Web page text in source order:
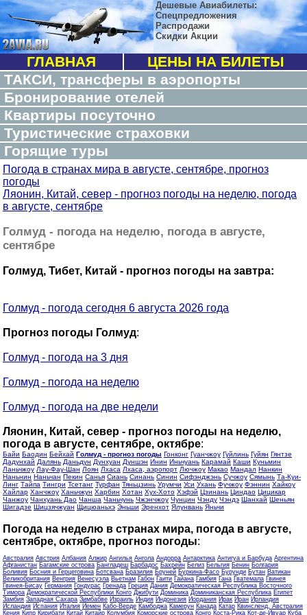
Дешевые Авиабилеты:
Спецпредложения
Распродажи
Скидки Акции
ГЛАВНАЯ
ЦЕНЫ НА БИЛЕТЫ
ТАКСИ, трансферы в аэропорты
Бронирование отелей
Квартиры посуточно
Туристические страховки
Горящие туры
Погода в странах мира в августе, сентябре, прогноз
погоды
Ляонин, Китай, север - прогноз погоды на неделю, погода
в августе, сентябре
Голмуд - погода на неделю, погода в августе,
сентябре
Голмуд, Тибет, Китай - прогноз погоды на завтра:
Голмуд - погода сегодня 6 августа 2026 года
Прогноз погоды Голмуд:
Голмуд - погода на 3 дня
Голмуд - погода на неделю
Голмуд - погода на две недели
Ляонин, Китай, север - прогноз погоды на неделю,
погода в августе, сентябре, октябре:
Байи Баодин Бейхай Голмуд - прогноз погоды Гонконг Гуанчжоу Гуйлинь Гуйян Гянтзе
Дадунхай Далянь Даньдун Дунхуан Дуншэн Инин Иньчуань Карамай Каши Куньмин
Ланьчжоу Лау-Фау-Шан Лоян Лхаса Лхаса, аэропорт Лючжоу Макао Мандал Нанкин
Наньнин Наньчан Пекин Санья Сиань Синань Синин Сифэнджэнь Сучжоу Сямынь Та-Куи-
Линг Тайпа Тингри Тсетанг Турфан Тяньцзинь Урумчи Уси Ухань Фучжоу Фэннин Хайкоу
Хайлар Ханчжоу Ханьчжун Харбин Хотан Хух-Хото Хэфэй Цзинань Циндао Цицикар
Чанжоу Чанхуань Дао Чанша Чаньчунь Чжэнчжоу Чунцин Чэнду Чэндэ Шанхай Шеньян
Шигадзе Шицзячжуан Щицюаньхэ Эньши Эренхот Ялунвань Яньчи
Погода на неделю в странах мира, погода в августе,
сентябре, октябре, прогноз погоды:
Австралия Австрия Албания Алжир Ангилья Ангола Андорра Антарктика Антигуа и Барбуда Аргентина
Афганистан Багамские острова Бангладеш Барбадос Бахрейн Белиз Бельгия Бенин Болгария
Боливия Босния и Герцеговина Ботсвана Бразилия Бруней Буркина-Фасо Бурунди Бутан Ватикан
Великобритания Венгрия Венесуэла Вьетнам Габон Гаити Гайана Гамбия Гана Гватемала Гвинея
Гвинея-Бисау Германия Гондурас Гренада Греция Дания Демократическая Республика Восточного
Тимора Демократической Республики Конго Джибути Доминика Доминиканская Республика Египет
Замбия Западная Сахара Зимбабве Израиль Индия Индонезия Иордания Ирак Иран Ирландия
Исландия Испания Италия Йемен Кабо-Верде Камбоджа Камерун Канада Катар Квинсленд, Австралия
Кения Кипр Кирибати Китай Китайр Колумбия Коморские острова Конго Коста-Рика Кот-де-Ивуар Куба